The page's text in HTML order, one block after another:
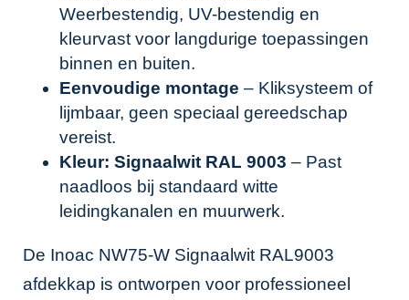
Weerbestendig, UV-bestendig en
kleurvast voor langdurige toepassingen
binnen en buiten.
Eenvoudige montage – Kliksysteem of
lijmbaar, geen speciaal gereedschap
vereist.
Kleur: Signaalwit RAL 9003 – Past
naadloos bij standaard witte
leidingkanalen en muurwerk.
De Inoac NW75-W Signaalwit RAL9003
afdekkap is ontworpen voor professioneel